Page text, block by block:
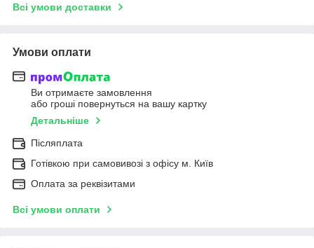
Всі умови доставки
Умови оплати
Ви отримаєте замовлення
або гроші повернуться на вашу картку
Детальніше
Післяплата
Готівкою при самовивозі з офісу м. Київ
Оплата за реквізитами
Всі умови оплати